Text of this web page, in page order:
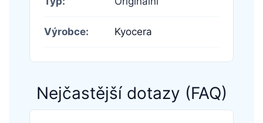
Výrobce: Kyocera
Nejčastější dotazy (FAQ)